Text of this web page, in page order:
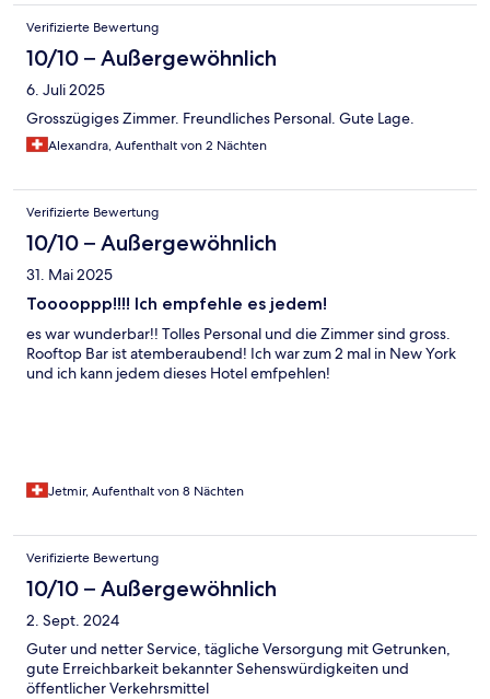
Wänden/Tapeten sieht man, dass die letzte Renovierung wohl
schon etwas her ist. Die Betten hingegen waren sehr bequem.
Das Personal ist supernett. Wir würden das Hotel wieder
buchen.
Verifizierte Bewertung
10/10 – Außergewöhnlich
6. Juli 2025
Grosszügiges Zimmer. Freundliches Personal. Gute Lage.
Alexandra, Aufenthalt von 2 Nächten
Verifizierte Bewertung
10/10 – Außergewöhnlich
31. Mai 2025
Tooooppp!!!! Ich empfehle es jedem!
es war wunderbar!! Tolles Personal und die Zimmer sind gross.
Rooftop Bar ist atemberaubend! Ich war zum 2 mal in New York
und ich kann jedem dieses Hotel emfpehlen!
Jetmir, Aufenthalt von 8 Nächten
Verifizierte Bewertung
10/10 – Außergewöhnlich
2. Sept. 2024
Guter und netter Service, tägliche Versorgung mit Getrunken,
gute Erreichbarkeit bekannter Sehenswürdigkeiten und
öffentlicher Verkehrsmittel